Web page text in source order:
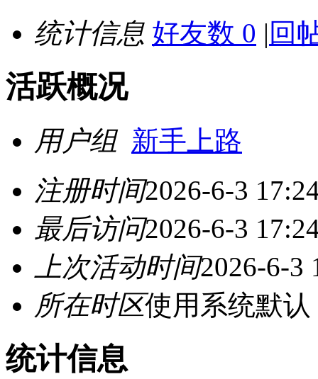
统计信息 好友数 0 | 回
活跃概况
用户组 新手上路
注册时间2026-6-3
最后访问2026-6-3
上次活动时间2026-6-3
所在时区使用系统默认
统计信息